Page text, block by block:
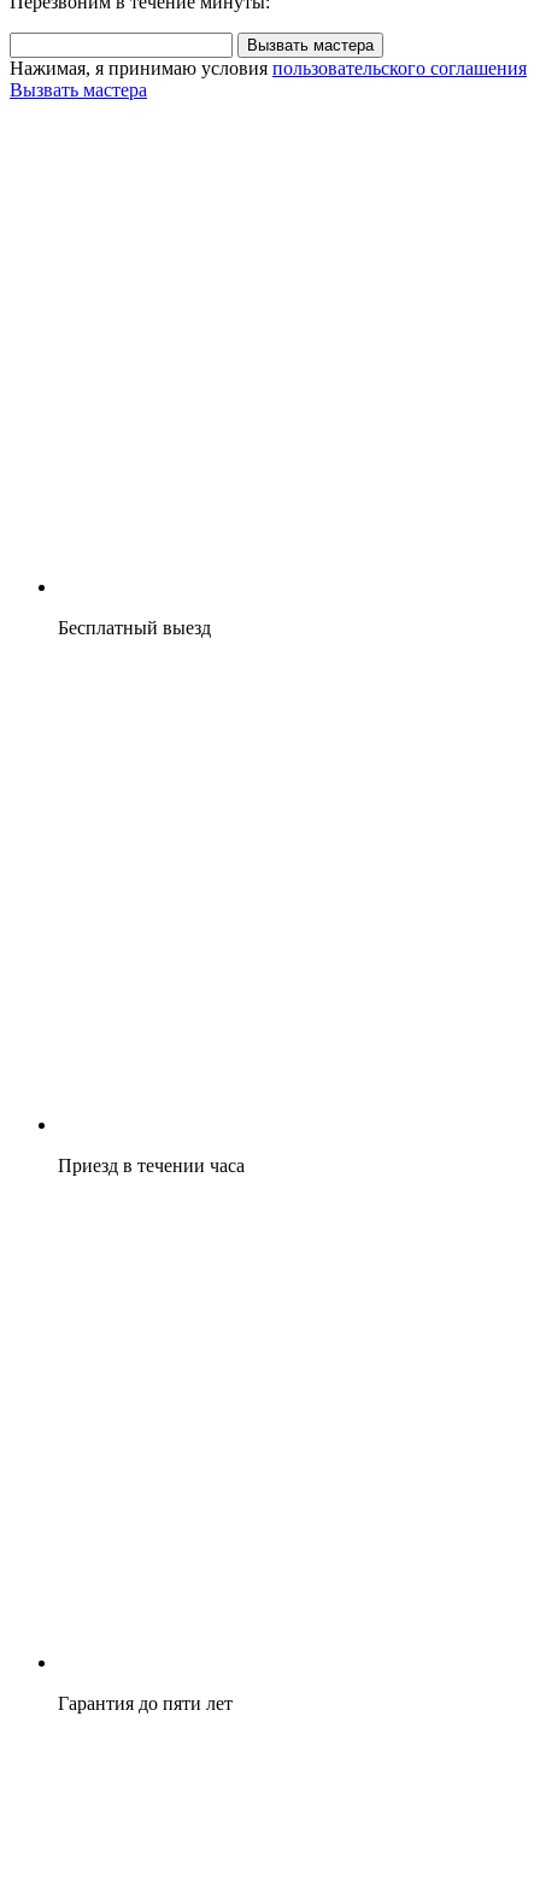
Вызвать мастера
Нажимая, я принимаю условия пользовательского соглашения
Вызвать мастера
Бесплатный выезд
Приезд в течении часа
Гарантия до пяти лет